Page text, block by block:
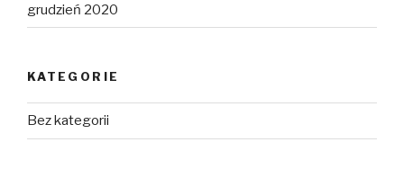
grudzień 2020
KATEGORIE
Bez kategorii